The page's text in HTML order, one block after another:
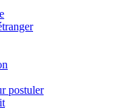
postuler